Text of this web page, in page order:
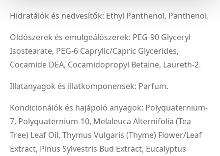
Hidratálók és nedvesítők: Ethyl Panthenol, Panthenol.
Oldószerek és emulgeálószerek: PEG-90 Glyceryl
Isostearate, PEG-6 Caprylic/Capric Glycerides,
Cocamide DEA, Cocamidopropyl Betaine, Laureth-2.
Illatanyagok és illatkomponensek: Parfum.
Kondicionálók és hajápoló anyagok: Polyquaternium-
7, Polyquaternium-10, Melaleuca Alternifolia (Tea
Tree) Leaf Oil, Thymus Vulgaris (Thyme) Flower/Leaf
Extract, Pinus Sylvestris Bud Extract, Eucalyptus